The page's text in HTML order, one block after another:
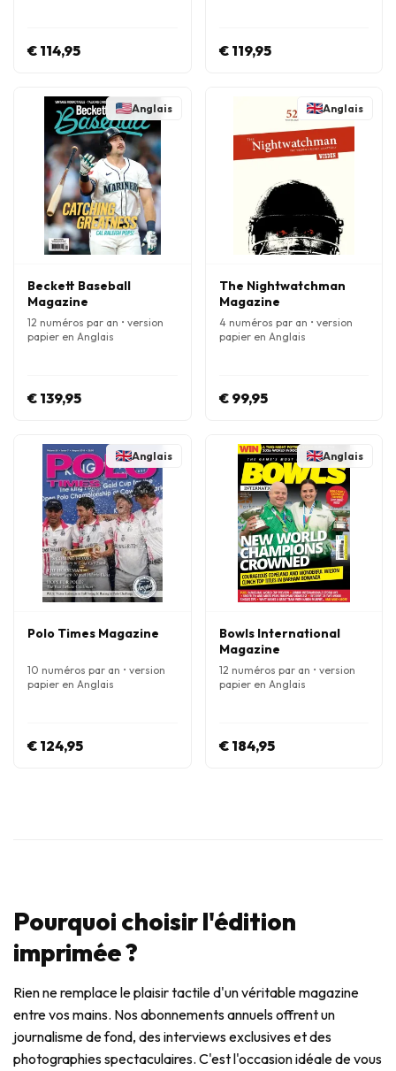
€ 114,95 € 119,95
Anglais
Beckett Baseball
Magazine
12 numéros par an • version
papier en Anglais
€ 139,95
Anglais
The Nightwatchman
Magazine
4 numéros par an • version
papier en Anglais
€ 99,95
Anglais
Polo Times Magazine
10 numéros par an • version
papier en Anglais
€ 124,95
Anglais
Bowls International
Magazine
12 numéros par an • version
papier en Anglais
€ 184,95
Pourquoi choisir l'édition
imprimée ?
Rien ne remplace le plaisir tactile d'un véritable magazine
entre vos mains. Nos abonnements annuels offrent un
journalisme de fond, des interviews exclusives et des
photographies spectaculaires. C'est l'occasion idéale de vous